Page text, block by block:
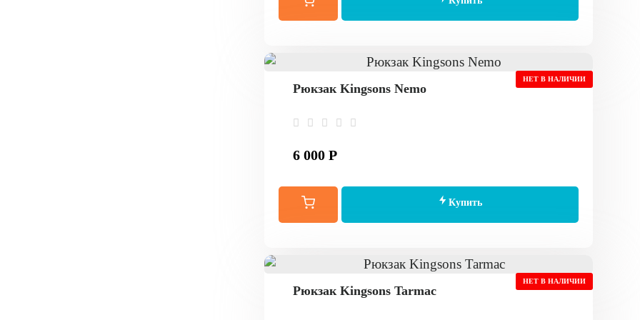
НЕТ В НАЛИЧИИ
Рюкзак Kingsons Nemo
6 000 Р
Купить
НЕТ В НАЛИЧИИ
Рюкзак Kingsons Tarmac